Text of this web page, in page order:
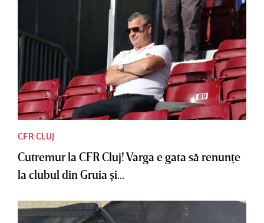
CFR CLUJ
Cutremur la CFR Cluj! Varga e gata să renunţe
la clubul din Gruia şi...